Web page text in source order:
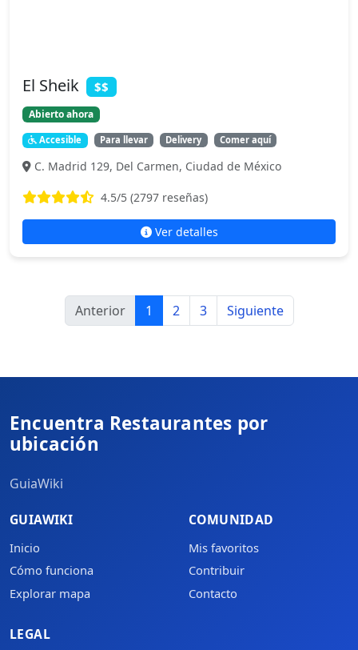
El Sheik $$
Abierto ahora
Accesible Para llevar Delivery Comer aquí
C. Madrid 129, Del Carmen, Ciudad de México
4.5/5 (2797 reseñas)
Ver detalles
Anterior 1 2 3 Siguiente
Encuentra Restaurantes por
ubicación
GuiaWiki
GUIAWIKI
Inicio
Cómo funciona
Explorar mapa
COMUNIDAD
Mis favoritos
Contribuir
Contacto
LEGAL